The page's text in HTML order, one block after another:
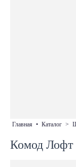
главная • каталог >
Комод